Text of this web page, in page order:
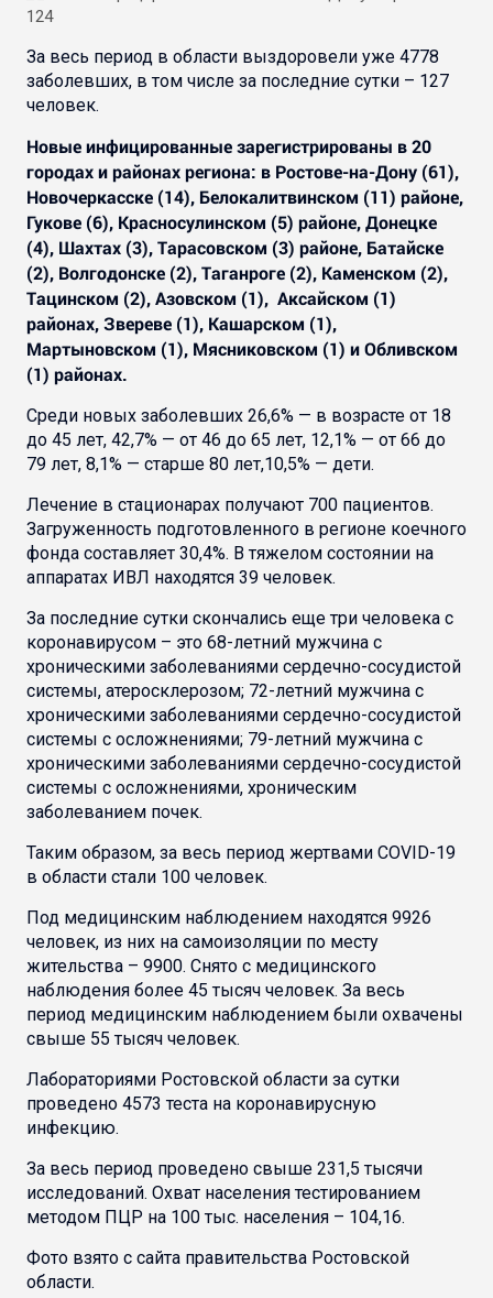
За весь период в области выздоровели уже 4778
заболевших, в том числе за последние сутки – 127
человек.
Новые инфицированные зарегистрированы в 20
городах и районах региона: в Ростове-на-Дону (61),
Новочеркасске (14), Белокалитвинском (11) районе,
Гукове (6), Красносулинском (5) районе, Донецке
(4), Шахтах (3), Тарасовском (3) районе, Батайске
(2), Волгодонске (2), Таганроге (2), Каменском (2),
Тацинском (2), Азовском (1), Аксайском (1)
районах, Звереве (1), Кашарском (1),
Мартыновском (1), Мясниковском (1) и Обливском
(1) районах.
Среди новых заболевших 26,6% — в возрасте от 18
до 45 лет, 42,7% — от 46 до 65 лет, 12,1% — от 66 до
79 лет, 8,1% — старше 80 лет,10,5% — дети.
Лечение в стационарах получают 700 пациентов.
Загруженность подготовленного в регионе коечного
фонда составляет 30,4%. В тяжелом состоянии на
аппаратах ИВЛ находятся 39 человек.
За последние сутки скончались еще три человека с
коронавирусом – это 68-летний мужчина с
хроническими заболеваниями сердечно-сосудистой
системы, атеросклерозом; 72-летний мужчина с
хроническими заболеваниями сердечно-сосудистой
системы с осложнениями; 79-летний мужчина с
хроническими заболеваниями сердечно-сосудистой
системы с осложнениями, хроническим
заболеванием почек.
Таким образом, за весь период жертвами COVID-19
в области стали 100 человек.
Под медицинским наблюдением находятся 9926
человек, из них на самоизоляции по месту
жительства – 9900. Снято с медицинского
наблюдения более 45 тысяч человек. За весь
период медицинским наблюдением были охвачены
свыше 55 тысяч человек.
Лабораториями Ростовской области за сутки
проведено 4573 теста на коронавирусную
инфекцию.
За весь период проведено свыше 231,5 тысячи
исследований. Охват населения тестированием
методом ПЦР на 100 тыс. населения – 104,16.
Фото взято с сайта правительства Ростовской
области.